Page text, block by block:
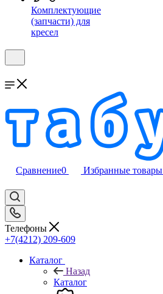
Комплектующие
(запчасти) для
кресел
Сравнение0 Избранные товары
Телефоны
+7(4212) 209-609
Каталог
Назад
Каталог